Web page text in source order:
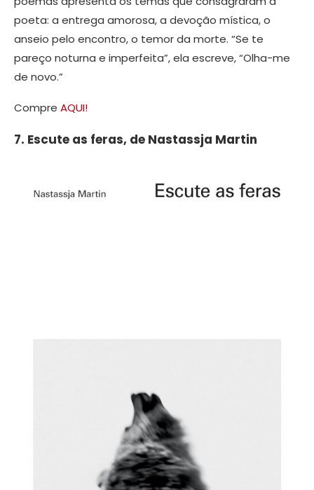
poeta: a entrega amorosa, a devoção mística, o
anseio pelo encontro, o temor da morte. “Se te
pareço noturna e imperfeita”, ela escreve, “Olha-me
de novo.”
Compre AQUI!
7. Escute as feras, de Nastassja Martin